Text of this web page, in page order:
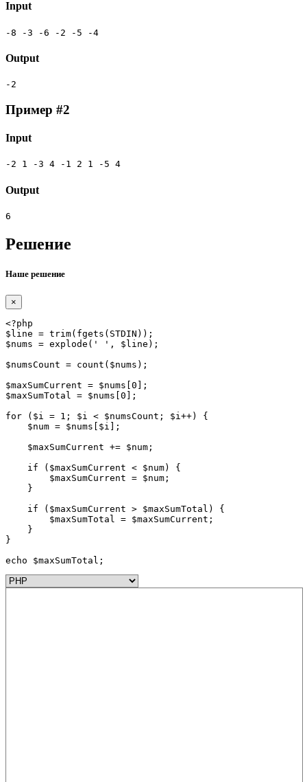
Input
-8 -3 -6 -2 -5 -4
Output
-2
Пример #2
Input
-2 1 -3 4 -1 2 1 -5 4
Output
6
Решение
Наше решение
×
<?php
$line = trim(fgets(STDIN));
$nums = explode(' ', $line);
$numsCount = count($nums);
$maxSumCurrent = $nums[0];
$maxSumTotal = $nums[0];
for ($i = 1; $i < $numsCount; $i++) {
    $num = $nums[$i];
    $maxSumCurrent += $num;
    if ($maxSumCurrent < $num) {
        $maxSumCurrent = $num;
    }
    if ($maxSumCurrent > $maxSumTotal) {
        $maxSumTotal = $maxSumCurrent;
    }
}
echo $maxSumTotal;